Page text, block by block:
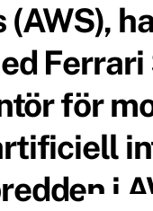
(AWS),
Ferrari
för
i